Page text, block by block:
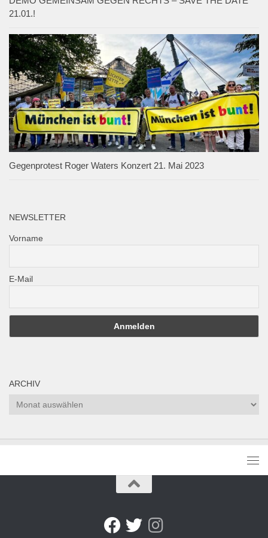
21.01.!
Gegenprotest Roger Waters Konzert 21. Mai 2023
NEWSLETTER
Vorname
E-Mail
ARCHIV
Archiv